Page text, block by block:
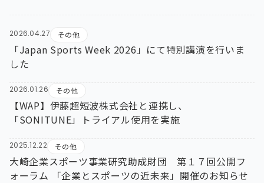
2026.04.27 その他
「Japan Sports Week 2026」にて特別講演を行いま
した
2026.01.26 その他
【WAP】伊藤超短波株式会社と連携し、
「SONITUNE」トライアル使用を実施
2025.12.22 その他
大崎企業スポーツ事業研究助成財団 第１７回公開フ
ォーラム 「企業とスポーツの近未来」開催のお知らせ